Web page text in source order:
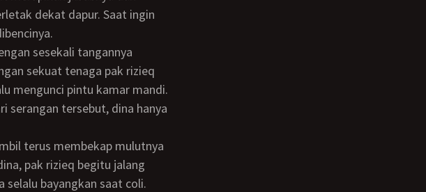
dekat dapur. Saat ingin
sekuat tenaga pak rizieq
mengunci pintu kamar mandi.
serangan tersebut, dina hanya
pak rizieq begitu jalang
selalu bayangkan saat coli.